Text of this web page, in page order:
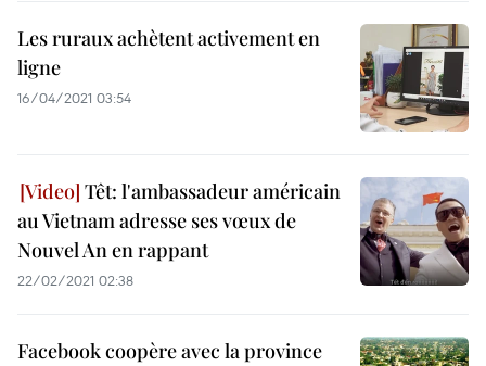
Les ruraux achètent activement en
ligne
16/04/2021 03:54
Têt: l'ambassadeur américain
au Vietnam adresse ses vœux de
Nouvel An en rappant
22/02/2021 02:38
Facebook coopère avec la province